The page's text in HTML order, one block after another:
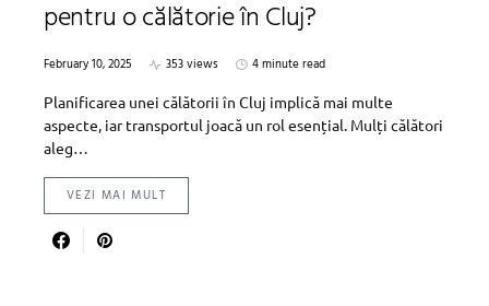
pentru o călătorie în Cluj?
February 10, 2025 353 views
4 minute read
Planificarea unei călătorii în Cluj implică mai multe
aspecte, iar transportul joacă un rol esențial. Mulți călători
aleg…
VEZI MAI MULT